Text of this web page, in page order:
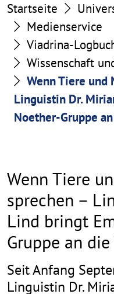
Startseite
Medienservice
Viadrina-
Wissenschaft
Wenn Tiere und
Linguistin Dr.
Noether-Gruppe
Wenn Tiere
sprechen –
Lind bringt
Gruppe an
Seit Anfang
Linguistin Dr.